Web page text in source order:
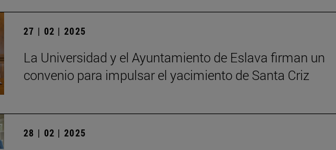
27 | 02 | 2025
La Universidad y el Ayuntamiento de Eslava firman un
convenio para impulsar el yacimiento de Santa Criz
28 | 02 | 2025